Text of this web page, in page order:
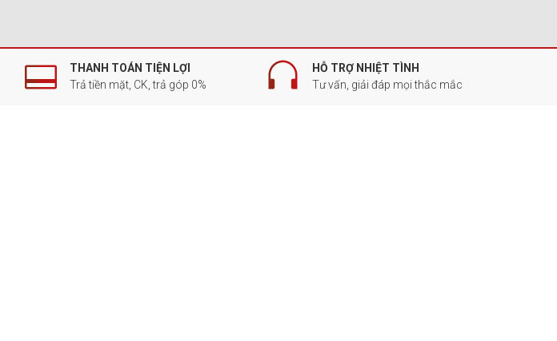
THANH TOÁN TIỆN LỢI
Trả tiền mặt, CK, trả góp 0%
HỖ TRỢ NHIỆT TÌNH
Tư vấn, giải đáp mọi thắc mắc